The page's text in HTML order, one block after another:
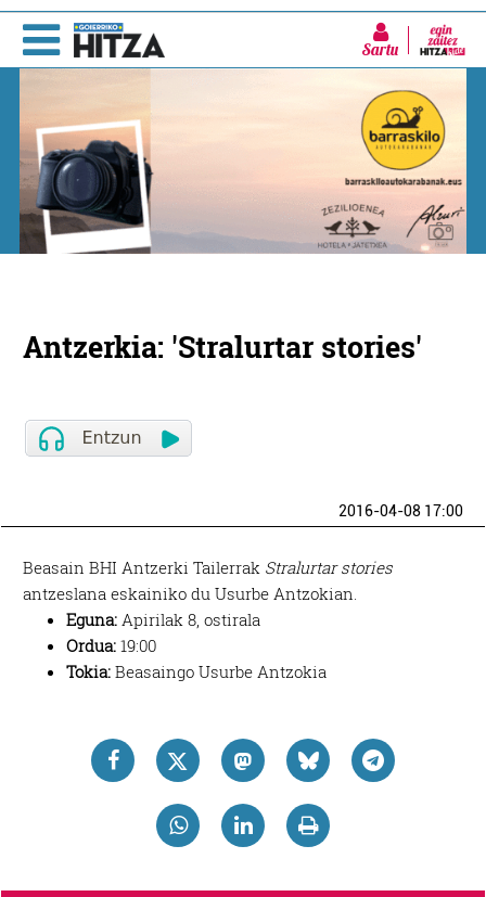
Sartu
Antzerkia: 'Stralurtar stories'
2016-04-08 17:00
Beasain BHI Antzerki Tailerrak Stralurtar stories
antzeslana eskainiko du Usurbe Antzokian.
Eguna: Apirilak 8, ostirala
Ordua: 19:00
Tokia: Beasaingo Usurbe Antzokia